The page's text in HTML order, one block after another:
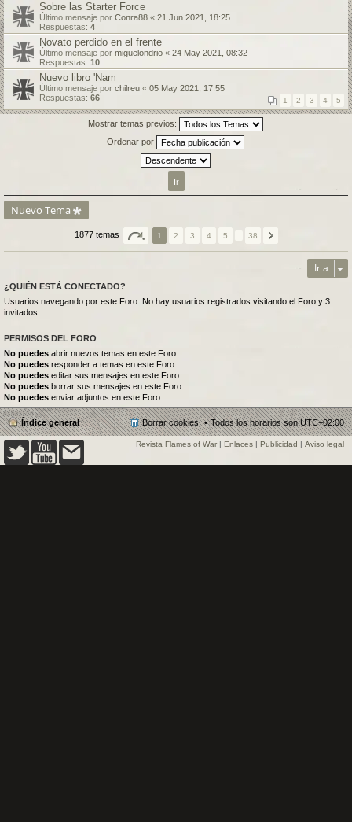
Sobre las Starter Force
Último mensaje por Conra88 « 21 Jun 2021, 18:25
Respuestas: 4
Novato perdido en el frente
Último mensaje por miguelondrio « 24 May 2021, 08:32
Respuestas: 10
Nuevo libro 'Nam
Último mensaje por chilreu « 05 May 2021, 17:55
Respuestas: 66 1 2 3 4 5
Mostrar temas previos:
Ordenar por
Nuevo Tema
1877 temas 1 2 3 4 5 38
Ir a
¿QUIÉN ESTÁ CONECTADO?
Usuarios navegando por este Foro: No hay usuarios registrados visitando el Foro y 3
invitados
PERMISOS DEL FORO
No puedes abrir nuevos temas en este Foro
No puedes responder a temas en este Foro
No puedes editar sus mensajes en este Foro
No puedes borrar sus mensajes en este Foro
No puedes enviar adjuntos en este Foro
Índice general Todos los horarios sonUTC+02:00
Borrar cookies
Revista Flames of War | Enlaces | Publicidad | Aviso legal